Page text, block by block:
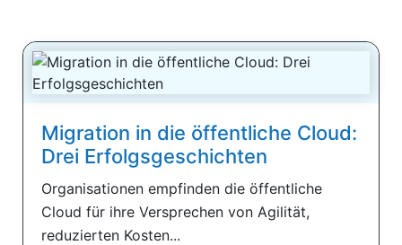
Migration in die öffentliche Cloud:
Drei Erfolgsgeschichten
Organisationen empfinden die öffentliche
Cloud für ihre Versprechen von Agilität,
reduzierten Kosten...